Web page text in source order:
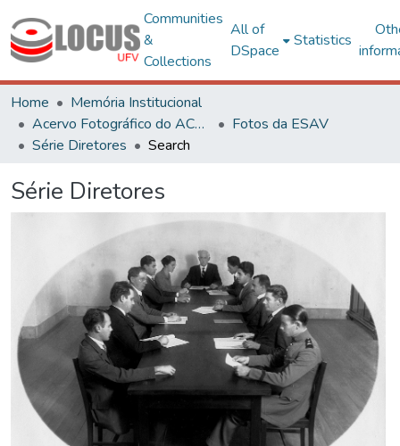
Communities
&
Collections
All of
DSpace
Statistics
Home
Memória Institucional
Acervo Fotográfico do ACH-UFV
Fotos da ESAV
Série Diretores
Search
Série Diretores